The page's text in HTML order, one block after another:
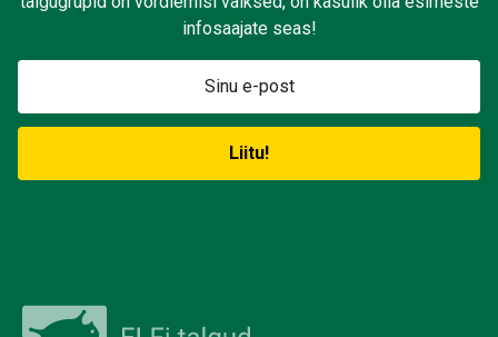
infosaajate seas!